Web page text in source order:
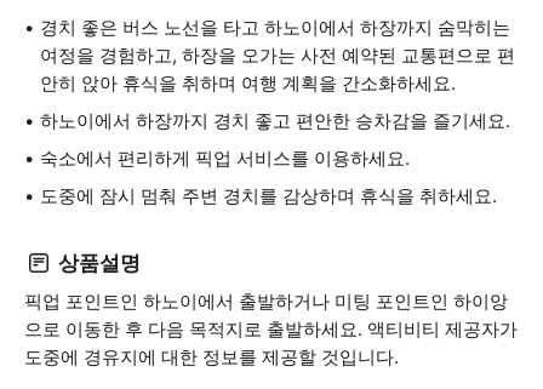
경치 좋은 버스 노선을 타고 하노이에서 하장까지 숨막히는
여정을 경험하고, 하장을 오가는 사전 예약된 교통편으로 편
안히 앉아 휴식을 취하며 여행 계획을 간소화하세요.
하노이에서 하장까지 경치 좋고 편안한 승차감을 즐기세요.
숙소에서 편리하게 픽업 서비스를 이용하세요.
도중에 잠시 멈춰 주변 경치를 감상하며 휴식을 취하세요.
상품설명
픽업 포인트인 하노이에서 출발하거나 미팅 포인트인 하이앙
으로 이동한 후 다음 목적지로 출발하세요. 액티비티 제공자가
도중에 경유지에 대한 정보를 제공할 것입니다.